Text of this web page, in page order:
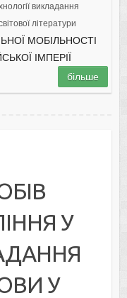
викладання
літератури
МОБІЛЬНОСТІ
ІМПЕРІЇ
більше
У
У